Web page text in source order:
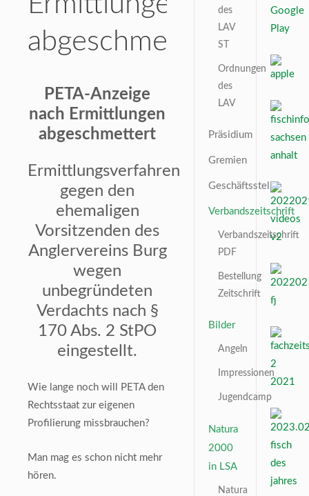
des
LAV
ST
Ordnungen
des
LAV
Präsidium
Gremien
Geschäftsstelle
Verbandszeitschrift
Verbandszeitschrift
PDF
Bestellung
Zeitschrift
Bilder
Angeln
Impressionen
Jugendcamp
Natura
2000
in LSA
Natura
abgeschmettert
PETA-Anzeige
nach Ermittlungen
abgeschmettert
Ermittlungsverfahren
gegen den
ehemaligen
Vorsitzenden des
Anglervereins Burg
wegen
unbegründeten
Verdachts nach §
170 Abs. 2 StPO
eingestellt.
Wie lange noch will PETA den
Rechtsstaat zur eigenen
Profilierung missbrauchen?
Man mag es schon nicht mehr
hören.